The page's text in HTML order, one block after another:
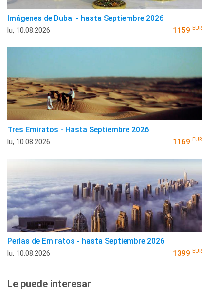
Imágenes de Dubai - hasta Septiembre 2026
lu, 10.08.2026 1159 EUR
Tres Emiratos - Hasta Septiembre 2026
lu, 10.08.2026 1169 EUR
Perlas de Emiratos - hasta Septiembre 2026
lu, 10.08.2026 1399 EUR
Le puede interesar